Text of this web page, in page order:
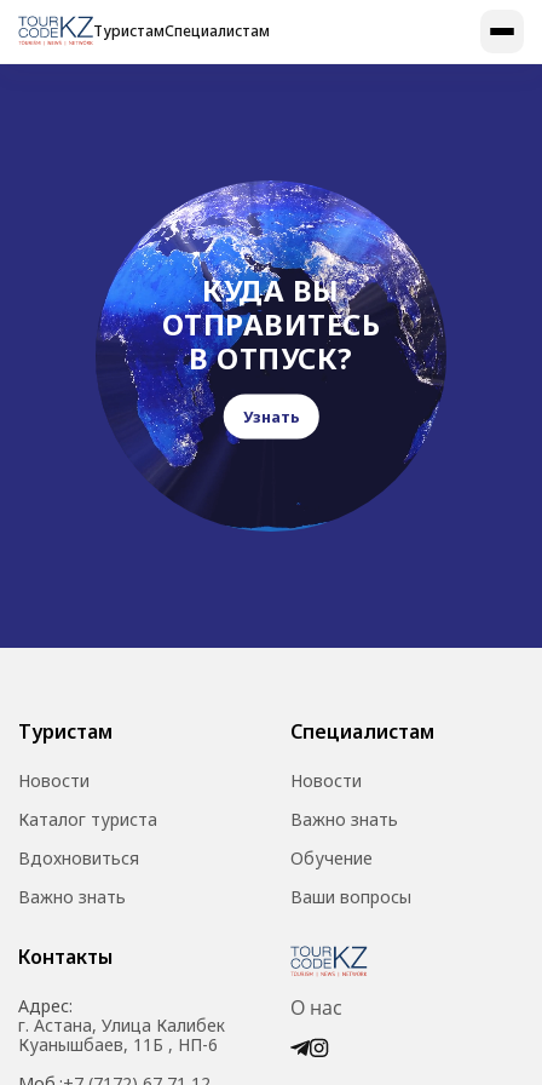
ТуристамСпециалистам
КУДА ВЫ
ОТПРАВИТЕСЬ
В ОТПУСК?
Узнать
Туристам
Новости
Каталог туриста
Вдохновиться
Важно знать
Специалистам
Новости
Важно знать
Обучение
Ваши вопросы
Контакты
Адрес:
г. Астана, Улица Калибек
Куанышбаев, 11Б , НП-6
О нас